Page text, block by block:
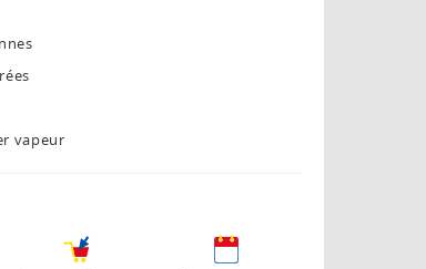
vapeur